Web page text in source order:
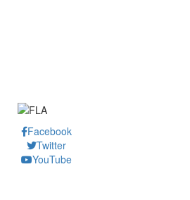
Facebook
Twitter
YouTube